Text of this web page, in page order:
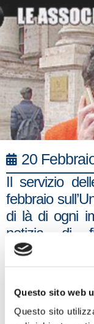
Questo sito web
Questo sito
20
Il servizio
febbraio
di là di ogni
notizia di
associazioni
le
è di una